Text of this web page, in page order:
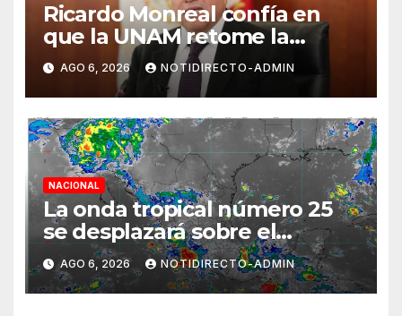
Ricardo Monreal confía en
que la UNAM retome la
normalidad e inicie el
semestre mediante el diálogo
AGO 6, 2026 NOTIDIRECTO-ADMIN
NACIONAL
La onda tropical número 25
se desplazará sobre el
sureste mexicano
AGO 6, 2026 NOTIDIRECTO-ADMIN